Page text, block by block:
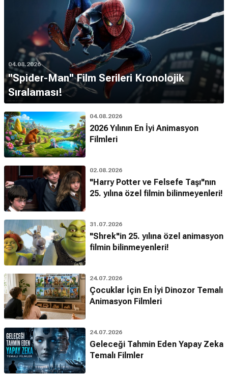
04.08.2026
''Spider-Man'' Film Serileri Kronolojik
Sıralaması!
04.08.2026
2026 Yılının En İyi Animasyon
Filmleri
02.08.2026
"Harry Potter ve Felsefe Taşı"nın
25. yılına özel filmin bilinmeyenleri!
31.07.2026
"Shrek"in 25. yılına özel animasyon
filmin bilinmeyenleri!
24.07.2026
Çocuklar İçin En İyi Dinozor Temalı
Animasyon Filmleri
24.07.2026
Geleceği Tahmin Eden Yapay Zeka
Temalı Filmler